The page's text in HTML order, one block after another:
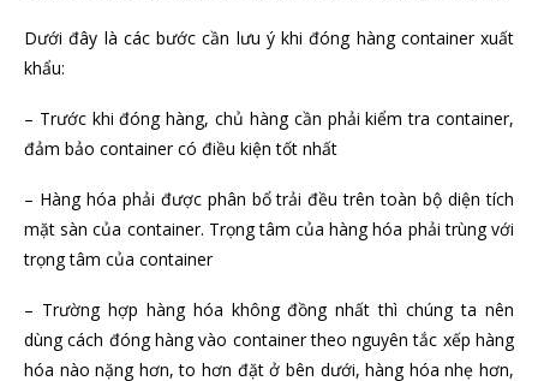
Dưới đây là các bước cần lưu ý khi đóng hàng container xuất
khẩu:
– Trước khi đóng hàng, chủ hàng cần phải kiểm tra container,
đảm bảo container có điều kiện tốt nhất
– Hàng hóa phải được phân bổ trải đều trên toàn bộ diện tích
mặt sàn của container. Trọng tâm của hàng hóa phải trùng với
trọng tâm của container
– Trường hợp hàng hóa không đồng nhất thì chúng ta nên
dùng cách đóng hàng vào container theo nguyên tắc xếp hàng
hóa nào nặng hơn, to hơn đặt ở bên dưới, hàng hóa nhẹ hơn,